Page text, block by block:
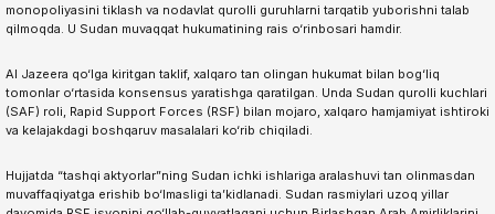
monopoliyasini tiklash va nodavlat qurolli guruhlarni tarqatib yuborishni talab
qilmoqda. U Sudan muvaqqat hukumatining rais o‘rinbosari hamdir.
Al Jazeera qo‘lga kiritgan taklif, xalqaro tan olingan hukumat bilan bog‘liq
tomonlar o‘rtasida konsensus yaratishga qaratilgan. Unda Sudan qurolli kuchlari
(SAF) roli, Rapid Support Forces (RSF) bilan mojaro, xalqaro hamjamiyat ishtiroki
va kelajakdagi boshqaruv masalalari ko‘rib chiqiladi.
Hujjatda “tashqi aktyorlar”ning Sudan ichki ishlariga aralashuvi tan olinmasdan
muvaffaqiyatga erishib bo‘lmasligi ta’kidlanadi. Sudan rasmiylari uzoq yillar